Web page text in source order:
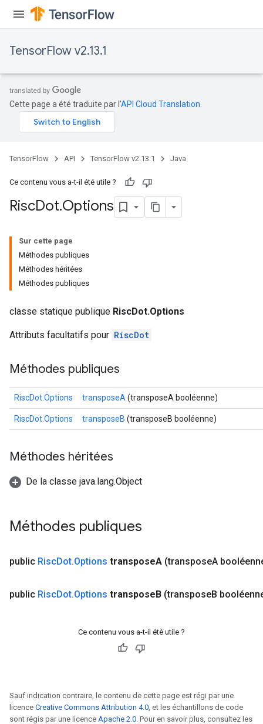
TensorFlow v2.13.1
Cette page a été traduite par l'API Cloud Translation
TensorFlow API TensorFlow v2.13.1 Java
Ce contenu vous a-t-il été utile ?
RiscDot.Options
Sur cette page
Méthodes publiques
Méthodes héritées
Méthodes publiques
classe statique publique RiscDot.Options
Attributs facultatifs pour RiscDot
Méthodes publiques
RiscDot.Options transposeA (transposeA booléenne)
RiscDot.Options transposeB (transposeB booléenne)
Méthodes héritées
De la classe java.lang.Object
Méthodes publiques
public RiscDot.Options transposeA (transposeA
public RiscDot.Options transposeB (transposeB
Ce contenu vous a-t-il été utile ?
Sauf indication contraire, le contenu de cette page est régi par une
licence Creative Commons Attribution 4.0, et les échantillons de code
sont régis par une licence Apache 2.0. Pour en savoir plus, consultez les